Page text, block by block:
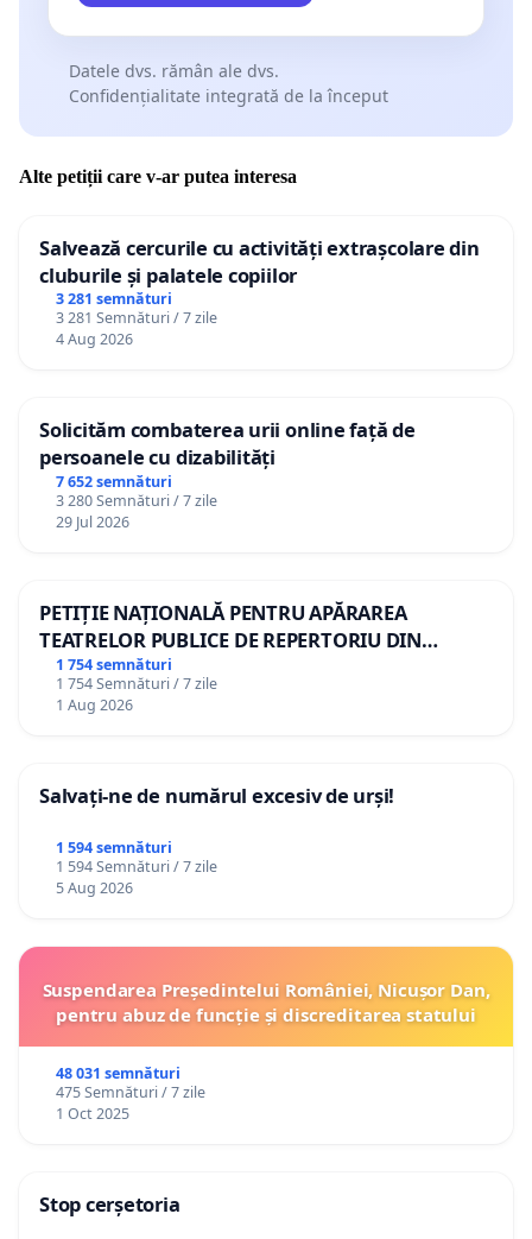
Datele dvs. rămân ale dvs.
Confidențialitate integrată de la început
Alte petiții care v-ar putea interesa
Salvează cercurile cu activități extrașcolare din
cluburile și palatele copiilor
3 281 semnături
3 281 Semnături / 7 zile
4 Aug 2026
Solicităm combaterea urii online față de
persoanele cu dizabilități
7 652 semnături
3 280 Semnături / 7 zile
29 Jul 2026
PETIȚIE NAȚIONALĂ PENTRU APĂRAREA
TEATRELOR PUBLICE DE REPERTORIU DIN
ROMÂNIA
1 754 semnături
1 754 Semnături / 7 zile
1 Aug 2026
Salvați-ne de numărul excesiv de urși!
1 594 semnături
1 594 Semnături / 7 zile
5 Aug 2026
Suspendarea Președintelui României, Nicușor Dan,
pentru abuz de funcție și discreditarea statului
48 031 semnături
475 Semnături / 7 zile
1 Oct 2025
Stop cerșetoria